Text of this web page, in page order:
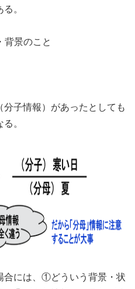
。
景のこと
子情報）があったとしても
。
には、①どういう背景・状